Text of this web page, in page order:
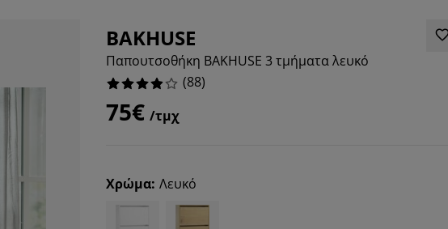
BAKHUSE
Παπουτσοθήκη BAKHUSE 3 τμήματα λευκό
(88)
75€ /τμχ
Χρώμα: Λευκό
59.09090909090909%
14.772727272727273%